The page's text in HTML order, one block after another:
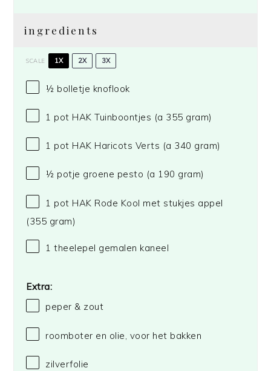
ingredients
SCALE 1X 2X 3X
½ bolletje knoflook
1 pot HAK Tuinboontjes (a 355 gram)
1 pot HAK Haricots Verts (a 340 gram)
½ potje groene pesto (a 190 gram)
1 pot HAK Rode Kool met stukjes appel
(355 gram)
1 theelepel gemalen kaneel
Extra:
peper & zout
roomboter en olie, voor het bakken
zilverfolie